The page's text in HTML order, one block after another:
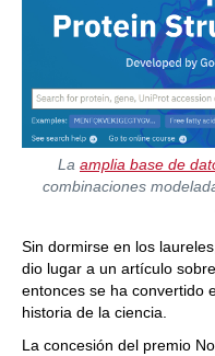
La amplia base de
combinaciones
Sin dormirse en los
dio lugar a un artículo
entonces se ha convertido
historia de la ciencia.
La concesión del premio